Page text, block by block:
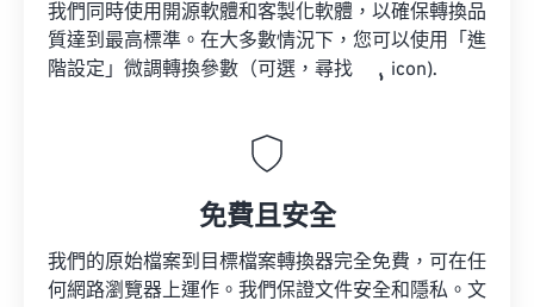
我們同時使用開源軟體和客製化軟體，以確保轉換品
質達到最高標準。在大多數情況下，您可以使用「進
階設定」微調轉換參數（可選，尋找
icon).
免費且安全
我們的原始檔案到目標檔案轉換器完全免費，可在任
何網路瀏覽器上運作。我們保證文件安全和隱私。文